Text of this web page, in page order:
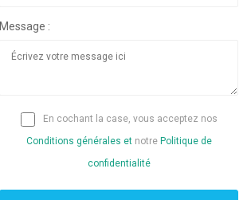
Message :
En cochant la case, vous acceptez nos
Conditions générales etnotre Politique de
confidentialité